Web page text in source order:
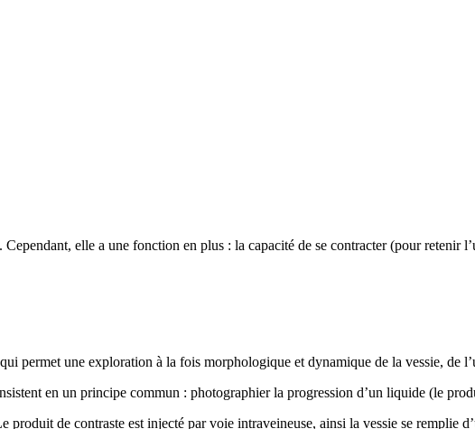
elle a une fonction en plus : la capacité de se contracter (pour retenir
permet une exploration à la fois morphologique et dynamique de la vessie, de
en un principe commun : photographier la progression d’un liquide (le
de contraste est injecté par voie intraveineuse, ainsi la vessie se remplie